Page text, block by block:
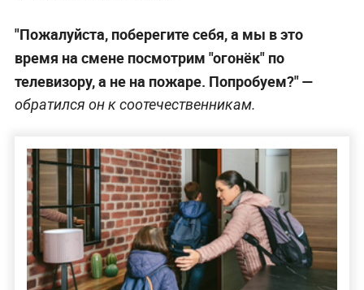
"Пожалуйста, поберегите себя, а мы в это
время на смене посмотрим "огонёк" по
телевизору, а не на пожаре. Попробуем?"—
обратился он к соотечественникам.